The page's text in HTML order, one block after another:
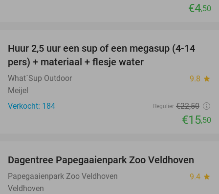
€4,50
31%
Huur 2,5 uur een sup of een megasup (4-14
pers) + materiaal + flesje water
What´Sup Outdoor 9.8 star
Meijel
Verkocht: 184
Regulier €22,50
€15,50
26%
Dagentree Papegaaienpark Zoo Veldhoven
Papegaaienpark Zoo Veldhoven 9.4 star
Veldhoven